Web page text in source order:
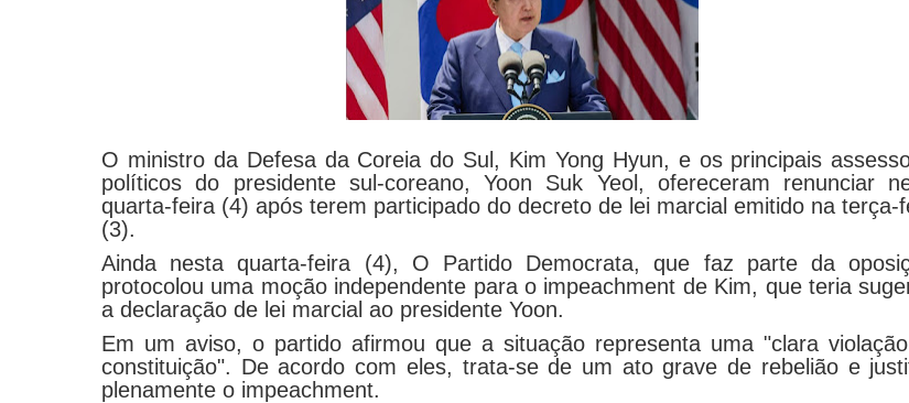
O ministro da Defesa da Coreia do Sul, Kim Yong Hyun, e os principais
políticos do presidente sul-coreano, Yoon Suk Yeol, ofereceram renunciar
quarta-feira (4) após terem participado do decreto de lei marcial emitido na terça-
(3).
Ainda nesta quarta-feira (4), O Partido Democrata, que faz parte da
protocolou uma moção independente para o impeachment de Kim, que teria
a declaração de lei marcial ao presidente Yoon.
Em um aviso, o partido afirmou que a situação representa uma "clara
constituição". De acordo com eles, trata-se de um ato grave de rebelião e
plenamente o impeachment.